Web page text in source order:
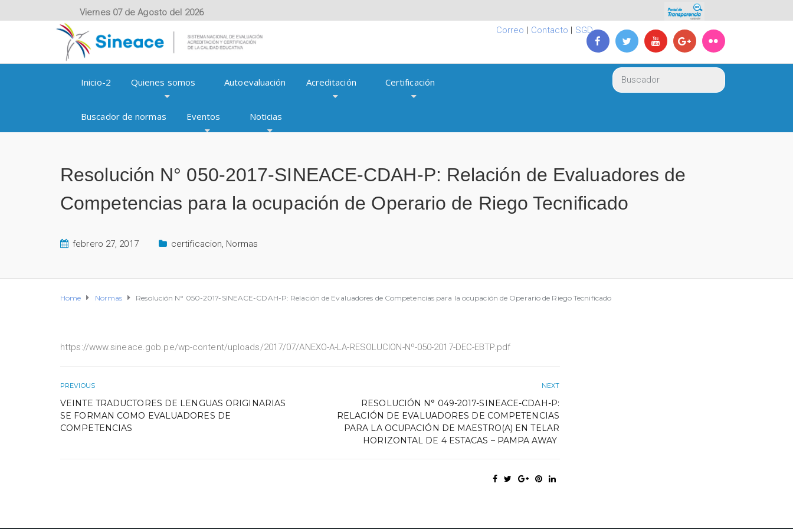
Viernes 07 de Agosto del 2026
Correo | Contacto | SGD
Inicio-2 Quienes somos Autoevaluación Acreditación Certificación
Buscador de normas Eventos Noticias
Resolución N° 050-2017-SINEACE-CDAH-P: Relación de Evaluadores de
Competencias para la ocupación de Operario de Riego Tecnificado
febrero 27, 2017 certificacion, Normas
Home Normas Resolución N° 050-2017-SINEACE-CDAH-P: Relación de Evaluadores de Competencias para la ocupación de Operario de Riego Tecnificado
https://www.sineace.gob.pe/wp-content/uploads/2017/07/ANEXO-A-LA-RESOLUCION-Nº-050-2017-DEC-EBTP.pdf
PREVIOUS
VEINTE TRADUCTORES DE LENGUAS ORIGINARIAS
SE FORMAN COMO EVALUADORES DE
COMPETENCIAS
NEXT
RESOLUCIÓN N° 049-2017-SINEACE-CDAH-P:
RELACIÓN DE EVALUADORES DE COMPETENCIAS
PARA LA OCUPACIÓN DE MAESTRO(A) EN TELAR
HORIZONTAL DE 4 ESTACAS – PAMPA AWAY